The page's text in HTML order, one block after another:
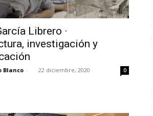
Librero ·
investigación y
Blanco - 22 diciembre, 2020 0